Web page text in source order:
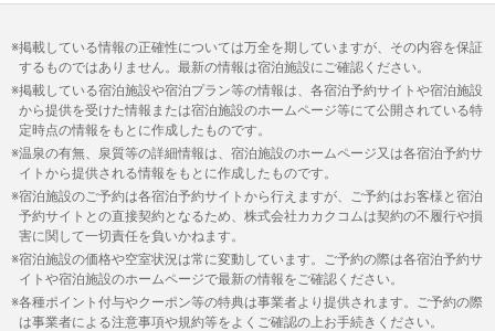
掲載している情報の正確性については万全を期していますが、その内容を保証
するものではありません。最新の情報は宿泊施設にご確認ください。
掲載している宿泊施設や宿泊プラン等の情報は、各宿泊予約サイトや宿泊施設
から提供を受けた情報または宿泊施設のホームページ等にて公開されている特
定時点の情報をもとに作成したものです。
温泉の有無、泉質等の詳細情報は、宿泊施設のホームページ又は各宿泊予約サ
イトから提供される情報をもとに作成したものです。
宿泊施設のご予約は各宿泊予約サイトから行えますが、ご予約はお客様と宿泊
予約サイトとの直接契約となるため、株式会社カカクコムは契約の不履行や損
害に関して一切責任を負いかねます。
宿泊施設の価格や空室状況は常に変動しています。ご予約の際は各宿泊予約サ
イトや宿泊施設のホームページで最新の情報をご確認ください。
各種ポイント付与やクーポン等の特典は事業者より提供されます。ご予約の際
は事業者による注意事項や規約等をよくご確認の上お手続きください。